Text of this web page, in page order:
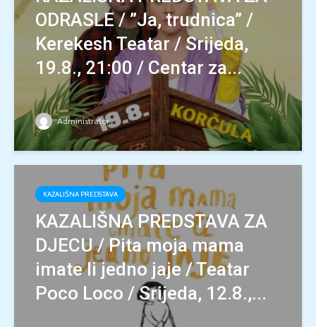
ODRASLE / ”Ja, trudnica” /
Kerekesh Teatar / Srijeda,
19.8., 21:00 / Centar za...
Administrator
KAZALIŠNA PREDSTAVA
KAZALIŠNA PREDSTAVA ZA
DJECU / Pita moja mama
imate li jedno jaje / Teatar
Poco Loco / Srijeda, 12.8.,...